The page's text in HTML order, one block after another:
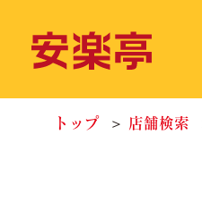
トップ 店舗検索